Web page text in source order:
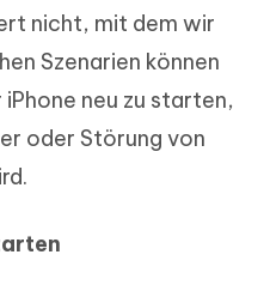
nicht, mit dem wir
Szenarien können
neu zu starten,
oder Störung von